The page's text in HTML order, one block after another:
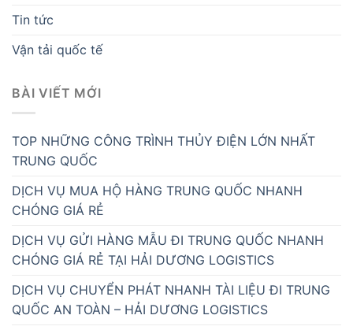
Tin tức
Vận tải quốc tế
BÀI VIẾT MỚI
TOP NHỮNG CÔNG TRÌNH THỦY ĐIỆN LỚN NHẤT
TRUNG QUỐC
DỊCH VỤ MUA HỘ HÀNG TRUNG QUỐC NHANH
CHÓNG GIÁ RẺ
DỊCH VỤ GỬI HÀNG MẪU ĐI TRUNG QUỐC NHANH
CHÓNG GIÁ RẺ TẠI HẢI DƯƠNG LOGISTICS
DỊCH VỤ CHUYỂN PHÁT NHANH TÀI LIỆU ĐI TRUNG
QUỐC AN TOÀN – HẢI DƯƠNG LOGISTICS